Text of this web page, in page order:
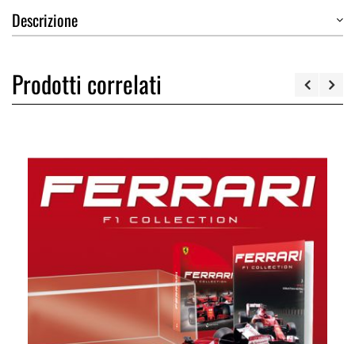
Descrizione
Prodotti correlati